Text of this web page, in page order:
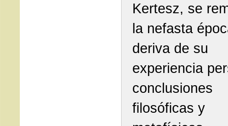
Kertesz, se
la nefasta
deriva de su
experiencia
conclusiones
filosóficas y